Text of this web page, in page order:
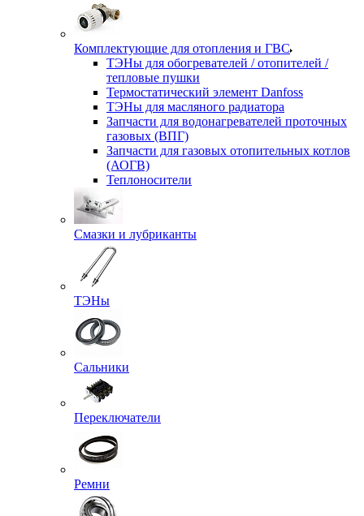
Комплектующие для отопления и ГВС
ТЭНы для обогревателей / отопителей /
тепловые пушки
Термостатический элемент Danfoss
ТЭНы для масляного радиатора
Запчасти для водонагревателей проточных
газовых (ВПГ)
Запчасти для газовых отопительных котлов
(АОГВ)
Теплоносители
Смазки и лубриканты
ТЭНы
Сальники
Переключатели
Ремни